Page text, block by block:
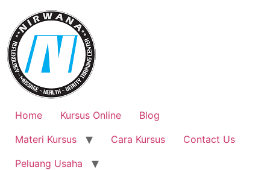
content
Home Kursus Online
Blog
Materi Kursus
Cara Kursus
Contact Us
Peluang Usaha